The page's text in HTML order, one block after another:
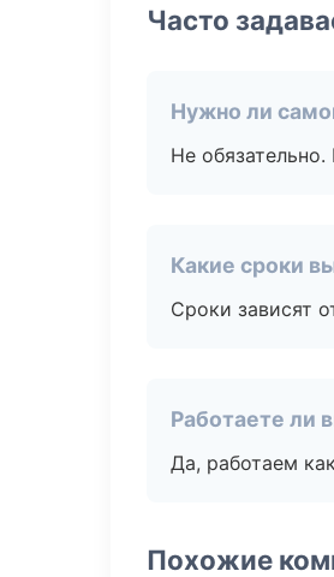
Часто
Нужно ли
Не
Какие сроки
Сроки зависят
Работаете ли
Да, работаем
Похожие